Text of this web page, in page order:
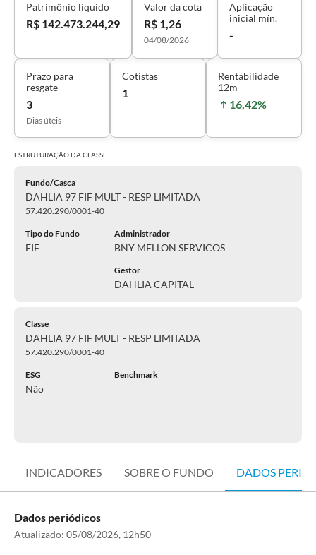
Patrimônio líquido
R$ 142.473.244,29
Valor da cota
R$ 1,26
04/08/2026
Aplicação
inicial mín.
-
Prazo para
resgate
3
Dias úteis
Cotistas
1
Rentabilidade
12m
16,42%
ESTRUTURAÇÃO DACLASSE
Fundo/Casca
DAHLIA 97 FIF MULT - RESP LIMITADA
57.420.290/0001-40
Tipo do Fundo
FIF
Administrador
BNY MELLON SERVICOS
Gestor
DAHLIA CAPITAL
Classe
DAHLIA 97 FIF MULT - RESP LIMITADA
57.420.290/0001-40
ESG
Não
Benchmark
INDICADORES SOBRE O FUNDO DADOS
Dados periódicos
Atualizado: 05/08/2026, 12h50